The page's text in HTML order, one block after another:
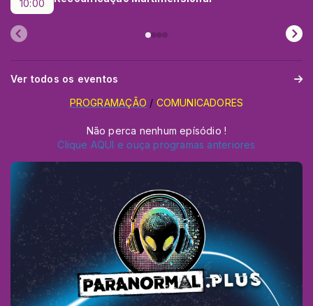
10:00
Ver todos os eventos
PROGRAMAÇÃO / COMUNICADORES
Não perca nenhum epísódio !
Clique AQUI e ouça programas anteriores